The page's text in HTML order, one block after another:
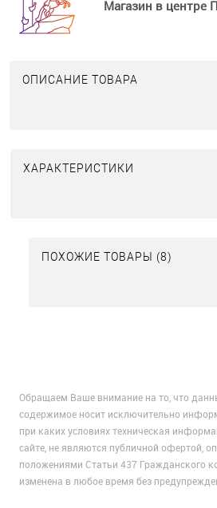
Магазин в центре
ОПИСАНИЕ ТОВАРА
ХАРАКТЕРИСТИКИ
ПОХОЖИЕ ТОВАРЫ (8)
Обращаем Ваше внимание на то, что
содержимое носит исключительно
при каких условиях техническая
сайте, не являются публичной офертой,
положениями Статьи 437 Гражданского
изменена в любое время без